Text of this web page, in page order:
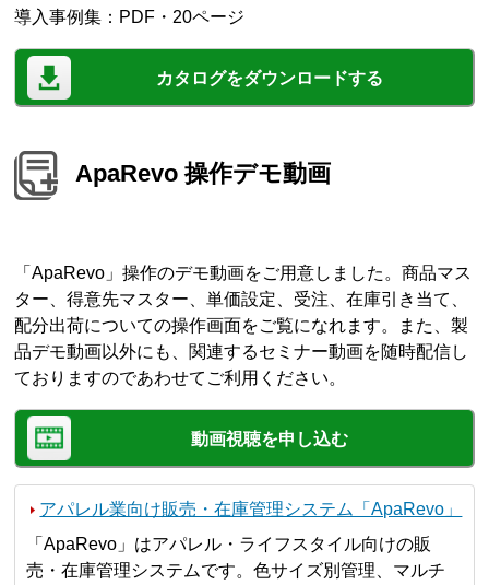
導入事例集：PDF・20ページ
カタログをダウンロードする
ApaRevo 操作デモ動画
「ApaRevo」操作のデモ動画をご用意しました。商品マス
ター、得意先マスター、単価設定、受注、在庫引き当て、
配分出荷についての操作画面をご覧になれます。また、製
品デモ動画以外にも、関連するセミナー動画を随時配信し
ておりますのであわせてご利用ください。
動画視聴を申し込む
アパレル業向け販売・在庫管理システム「ApaRevo」
「ApaRevo」はアパレル・ライフスタイル向けの販
売・在庫管理システムです。色サイズ別管理、マルチ